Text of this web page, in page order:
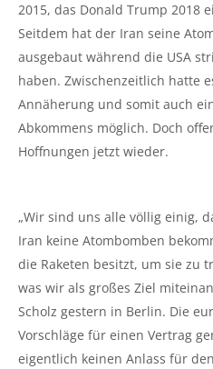
2015, das Donald Trump 2018
Seitdem hat der Iran seine
ausgebaut während die USA
haben. Zwischenzeitlich hatte
Annäherung und somit auch
Abkommens möglich. Doch
Hoffnungen jetzt wieder.
„Wir sind uns alle völlig einig,
Iran keine Atombomben
die Raketen besitzt, um sie zu
was wir als großes Ziel
Scholz gestern in Berlin. Die
Vorschläge für einen Vertrag
eigentlich keinen Anlass für